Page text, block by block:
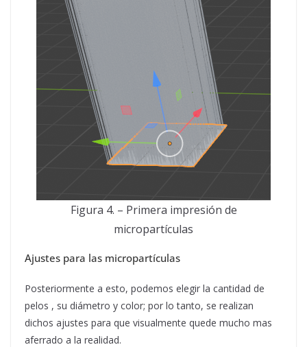
Figura 4. – Primera impresión de
micropartículas
Ajustes para las micropartículas
Posteriormente a esto, podemos elegir la cantidad de
pelos , su diámetro y color; por lo tanto, se realizan
dichos ajustes para que visualmente quede mucho mas
aferrado a la realidad.